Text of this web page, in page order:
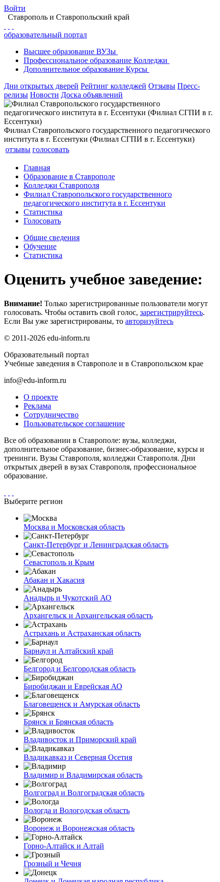
Войти
Ставрополь и Ставропольский край
образовательный портал
Высшее образование ВУЗы
Профессиональное образование Колледжи
Дополнительное образование Курсы
Дни открытых дверей Рейтинг колледжей Отзывы Пресс-
релизы Новости Доска объявлений
Филиал Ставропольского государственного педагогического
института в г. Ессентуки (Филиал СГПИ в г. Ессентуки)
отзывы голосовать
Главная
Образование в Ставрополе
Колледжи Ставрополя
Филиал Ставропольского государственного
педагогического института в г. Ессентуки
Статистика
Голосовать
Общие сведения
Обучение
Статистика
Оценить учебное заведение:
Внимание! Только зарегистрированные пользователи могут
голосовать. Чтобы оставить свой голос, зарегистрируйтесь.
Если Вы уже зарегистрированы, то авторизуйтесь
© 2011-2026 edu-inform.ru
Образовательный портал
Учебные заведения в Ставрополе и в Ставропольском крае
info@edu-inform.ru
О проекте
Реклама
Сотрудничество
Пользовательское соглашение
Все об образовании в Ставрополе: вузы, колледжи,
дополнительное образование, бизнес-образование, курсы и
тренинги. Вузы Ставрополя, колледжи Ставрополя. Дни
открытых дверей в вузах Ставрополя, профессиональное
образование.
Выберите регион
Москва и Московская область
Санкт-Петербург и Ленинградская область
Севастополь и Крым
Абакан и Хакасия
Анадырь и Чукотский АО
Архангельск и Архангельская область
Астрахань и Астраханская область
Барнаул и Алтайский край
Белгород и Белгородская область
Биробиджан и Еврейская АО
Благовещенск и Амурская область
Брянск и Брянская область
Владивосток и Приморский край
Владикавказ и Северная Осетия
Владимир и Владимирская область
Волгоград и Волгоградская область
Вологда и Вологодская область
Воронеж и Воронежская область
Горно-Алтайск и Алтай
Грозный и Чечня